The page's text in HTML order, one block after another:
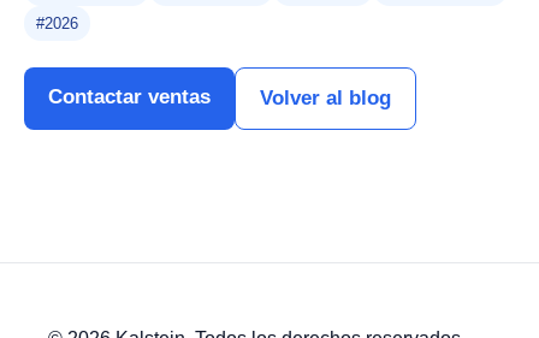
#2026
Contactar ventas Volver al blog